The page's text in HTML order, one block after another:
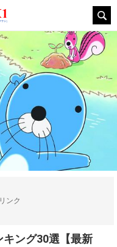
ンク
ング30選【最新